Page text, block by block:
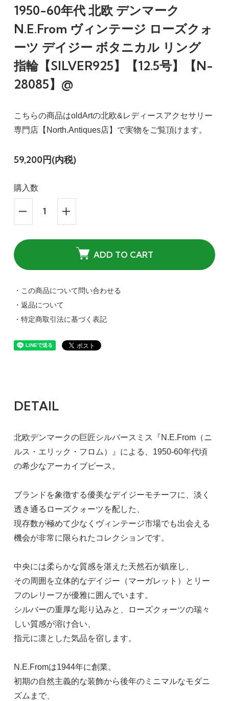
1950-60年代 北欧 デンマーク
N.E.From ヴィンテージ ローズクォ
ーツ デイジー ボタニカル リング
指輪【SILVER925】【12.5号】【N-
28085】@
こちらの商品はoldArtの北欧&レディースアクセサリー
専門店【North.Antiques店】で実物をご覧頂けます。
59,200円(内税)
購入数
ADD TO CART
・この商品について問い合わせる
・返品について
・特定商取引法に基づく表記
DETAIL
北欧デンマークの巨匠シルバースミス『N.E.From（ニ
ルス・エリック・フロム）』による、1950-60年代頃
の希少なアーカイブピース。
ブランドを象徴する優美なデイジーモチーフに、淡く
透き通るローズクォーツを配した、
現存数が極めて少なくヴィンテージ市場でも出会える
機会が非常に限られたコレクションです。
中央には柔らかな質感を湛えた天然石が鎮座し、
その周囲を立体的なデイジー（マーガレット）とリー
フのレリーフが優雅に囲んでいます。
シルバーの重厚な彫り込みと、ローズクォーツの瑞々
しい質感が溶け合い、
指元に凛とした気品を宿します。
N.E.Fromは1944年に創業。
初期の自然主義的な装飾から後年のミニマルなモダニ
ズムまで、